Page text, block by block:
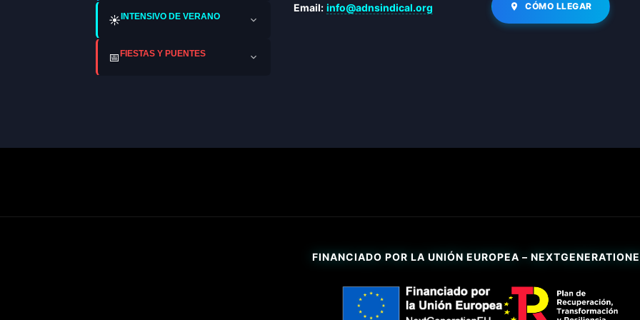
☀️INTENSIVO DE VERANO
📅FIESTAS Y PUENTES
Email: info@adnsindical.org CÓMO LLEGAR
FINANCIADO POR LA UNIÓN EUROPEA –